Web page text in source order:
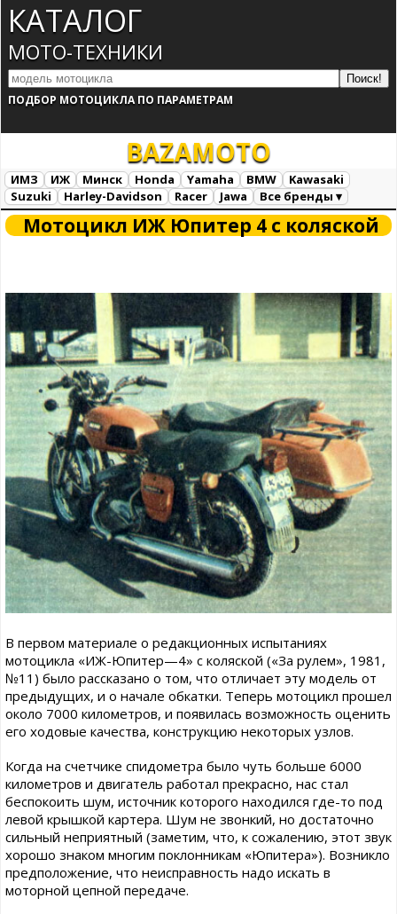
КАТАЛОГ
МОТО-ТЕХНИКИ
ПОДБОР МОТОЦИКЛА ПО ПАРАМЕТРАМ
BAZAMOTO
ИМЗ ИЖ Минск Honda Yamaha BMW
Kawasaki
Suzuki
Harley-Davidson Racer Jawa
Все бренды ▾
Все марки
Загрузка...
Мотоцикл ИЖ Юпитер 4 с коляской
В первом материале о редакционных испытаниях
мотоцикла «ИЖ-Юпитер—4» с коляской («За рулем», 1981,
№11) было рассказано о том, что отличает эту модель от
предыдущих, и о начале обкатки. Теперь мотоцикл прошел
около 7000 километров, и появилась возможность оценить
его ходовые качества, конструкцию некоторых узлов.
Когда на счетчике спидометра было чуть больше 6000
километров и двигатель работал прекрасно, нас стал
беспокоить шум, источник которого находился где-то под
левой крышкой картера. Шум не звонкий, но достаточно
сильный неприятный (заметим, что, к сожалению, этот звук
хорошо знаком многим поклонникам «Юпитера»). Возникло
предположение, что неисправность надо искать в
моторной цепной передаче.